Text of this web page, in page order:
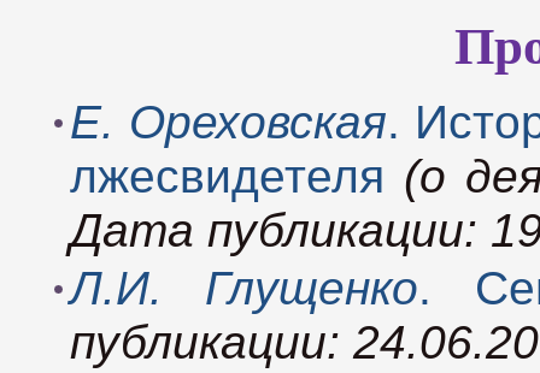
Е. Ореховская.
лжесвидетеля (о
Дата публикации:
Л.И. Глущенко.
публикации: